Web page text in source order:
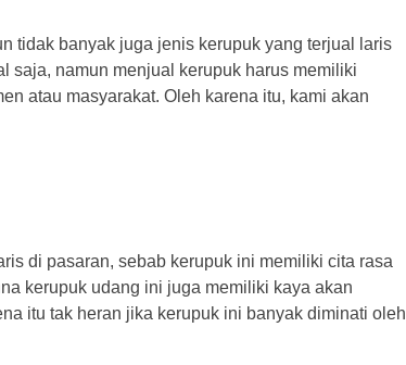
tidak banyak juga jenis kerupuk yang terjual laris
saja, namun menjual kerupuk harus memiliki
atau masyarakat. Oleh karena itu, kami akan
di pasaran, sebab kerupuk ini memiliki cita rasa
kerupuk udang ini juga memiliki kaya akan
itu tak heran jika kerupuk ini banyak diminati oleh